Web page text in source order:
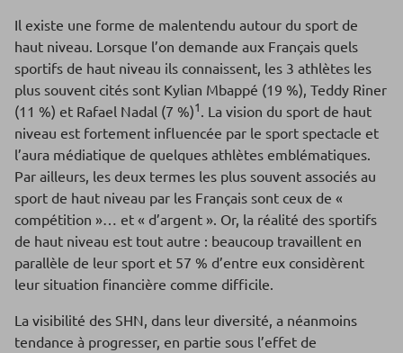
Il existe une forme de malentendu autour du sport de
haut niveau. Lorsque l’on demande aux Français quels
sportifs de haut niveau ils connaissent, les 3 athlètes les
plus souvent cités sont Kylian Mbappé (19 %), Teddy Riner
(11 %) et Rafael Nadal (7 %)1. La vision du sport de haut
niveau est fortement influencée par le sport spectacle et
l’aura médiatique de quelques athlètes emblématiques.
Par ailleurs, les deux termes les plus souvent associés au
sport de haut niveau par les Français sont ceux de «
compétition »… et « d’argent ». Or, la réalité des sportifs
de haut niveau est tout autre : beaucoup travaillent en
parallèle de leur sport et 57 % d’entre eux considèrent
leur situation financière comme difficile.
La visibilité des SHN, dans leur diversité, a néanmoins
tendance à progresser, en partie sous l’effet de